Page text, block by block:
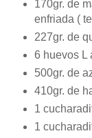
170gr. de
enfriada (
227gr. de
6 huevos L
500gr. de
410gr. de
1
1